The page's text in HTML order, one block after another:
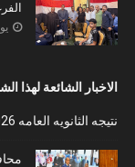
الاخبار الشائعة لهذا
نتيجه الثانويه العامه 2026 بالاسم ورقم الجلوس